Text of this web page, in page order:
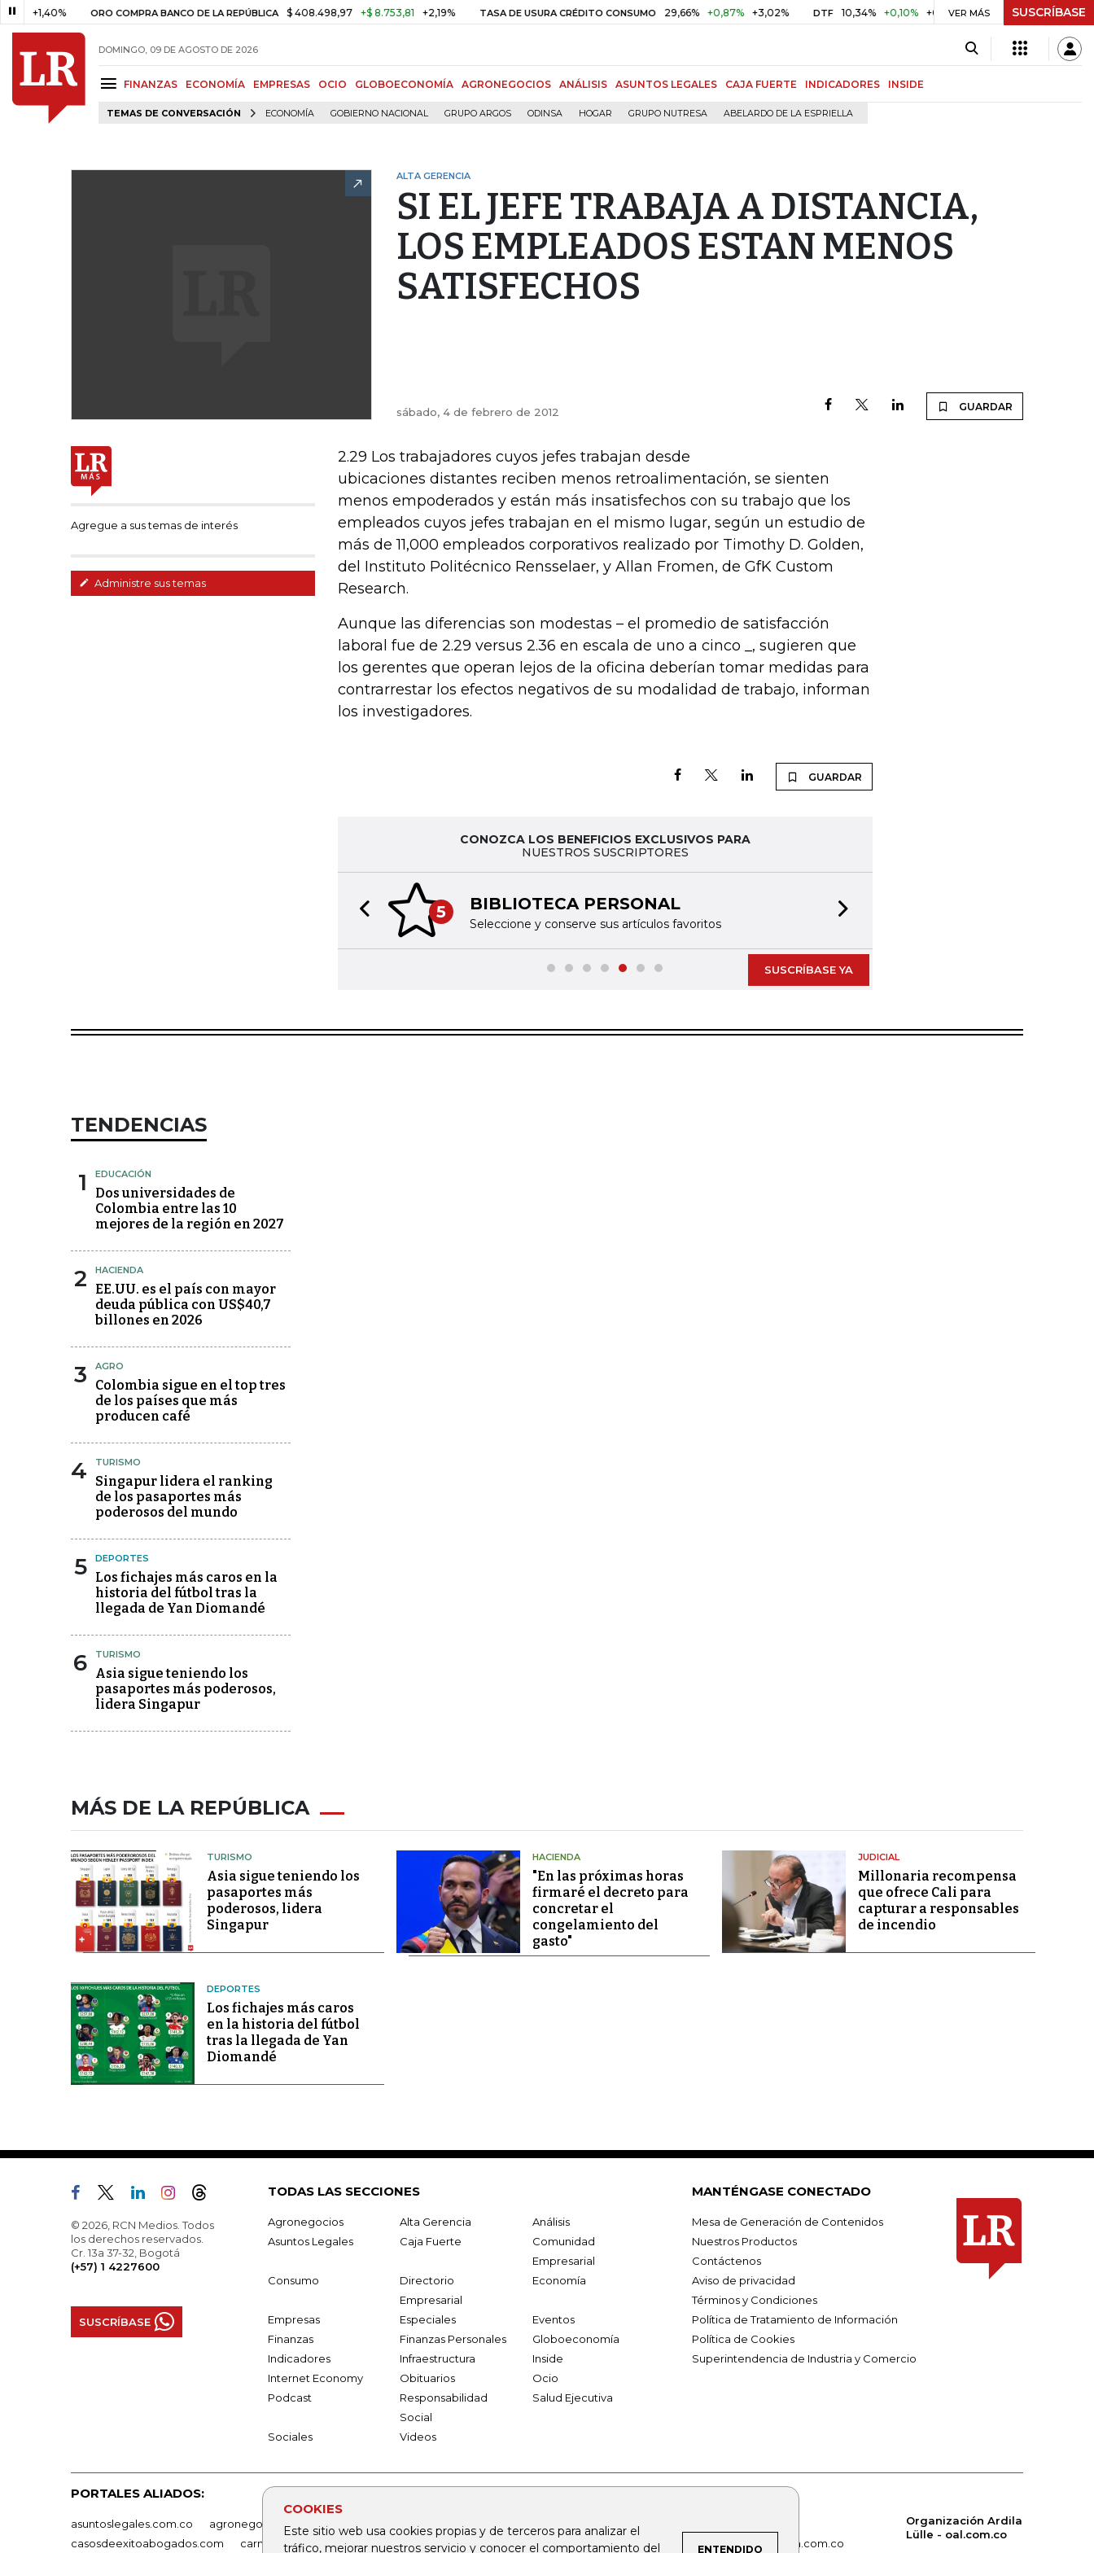
+1,40% ORO COMPRA BANCO DE LA REPÚBLICA $ 408.498,97 +$ 8.753,81 +2,19% TASA DE USURA CRÉDITO CONSUMO 29,66% +0,87% +3,02% DTF 10,34% +0,10% +0,98% UVR $ 417,01 +$ 0,05
VER MÁS SUSCRÍBASE
DOMINGO, 09 DE AGOSTO DE 2026
FINANZAS ECONOMÍA EMPRESAS OCIO GLOBOECONOMÍA AGRONEGOCIOS ANÁLISIS ASUNTOS LEGALES CAJA FUERTE INDICADORES INSIDE
TEMAS DE CONVERSACIÓN ECONOMÍA GOBIERNO NACIONAL GRUPO ARGOS ODINSA HOGAR GRUPO NUTRESA ABELARDO DE LA ESPRIELLA
COOKIES
Este sitio web usa cookies propias y de terceros para analizar el
tráfico, mejorar nuestros servicio y conocer el comportamiento del
ENTENDIDO
ALTA GERENCIA
SI EL JEFE TRABAJA A DISTANCIA,
LOS EMPLEADOS ESTAN MENOS
SATISFECHOS
sábado, 4 de febrero de 2012 GUARDAR
Agregue a sus temas de interés
Administre sus temas
2.29 Los trabajadores cuyos jefes trabajan desde
ubicaciones distantes reciben menos retroalimentación, se sienten
menos empoderados y están más insatisfechos con su trabajo que los
empleados cuyos jefes trabajan en el mismo lugar, según un estudio de
más de 11,000 empleados corporativos realizado por Timothy D. Golden,
del Instituto Politécnico Rensselaer, y Allan Fromen, de GfK Custom
Research.
Aunque las diferencias son modestas – el promedio de satisfacción
laboral fue de 2.29 versus 2.36 en escala de uno a cinco _, sugieren que
los gerentes que operan lejos de la oficina deberían tomar medidas para
contrarrestar los efectos negativos de su modalidad de trabajo, informan
los investigadores.
GUARDAR
CONOZCA LOS BENEFICIOS EXCLUSIVOS PARA
NUESTROS SUSCRIPTORES
5 BIBLIOTECA PERSONAL
Seleccione y conserve sus artículos favoritos
Previous slide
SUSCRÍBASE YA
TENDENCIAS
1 EDUCACIÓN
Dos universidades de
Colombia entre las 10
mejores de la región en 2027
2 HACIENDA
EE.UU. es el país con mayor
deuda pública con US$40,7
billones en 2026
3 AGRO
Colombia sigue en el top tres
de los países que más
producen café
4 TURISMO
Singapur lidera el ranking
de los pasaportes más
poderosos del mundo
5 DEPORTES
Los fichajes más caros en la
historia del fútbol tras la
llegada de Yan Diomandé
6 TURISMO
Asia sigue teniendo los
pasaportes más poderosos,
lidera Singapur
MÁS DE LA REPÚBLICA
TURISMO
Asia sigue teniendo los
pasaportes más
poderosos, lidera
Singapur
HACIENDA
"En las próximas horas
firmaré el decreto para
concretar el
congelamiento del
gasto"
JUDICIAL
Millonaria recompensa
que ofrece Cali para
capturar a responsables
de incendio
DEPORTES
Los fichajes más caros
en la historia del fútbol
tras la llegada de Yan
Diomandé
© 2026, RCN Medios. Todos
los derechos reservados.
Cr. 13a 37-32, Bogotá
(+57) 1 4227600
SUSCRÍBASE
TODAS LAS SECCIONES
Agronegocios Alta Gerencia
Análisis
Asuntos Legales
Caja Fuerte
Comunidad
Empresarial
Consumo
Directorio
Empresarial
Economía
Empresas Especiales
Eventos
Finanzas
Finanzas Personales
Globoeconomía
Indicadores
Infraestructura
Inside
Internet Economy
Obituarios
Ocio
Podcast
Responsabilidad
Social
Salud Ejecutiva
Sociales Videos
MANTÉNGASE CONECTADO
Mesa de Generación de Contenidos
Nuestros Productos
Contáctenos
Aviso de privacidad
Términos y Condiciones
Política de Tratamiento de Información
Política de Cookies
Superintendencia de Industria y Comercio
PORTALES ALIADOS:
asuntoslegales.com.co agronegocios.co empresas.larepublica.co firmasdeabogados.com
bolsaencolombia.com
casosdeexitoabogados.com
carnavalindustriacultural.com canalrcn.com rcnradio.com noticiasrcn.com lafm.com.co alerta.com.co
Organización Ardila
Lülle - oal.com.co